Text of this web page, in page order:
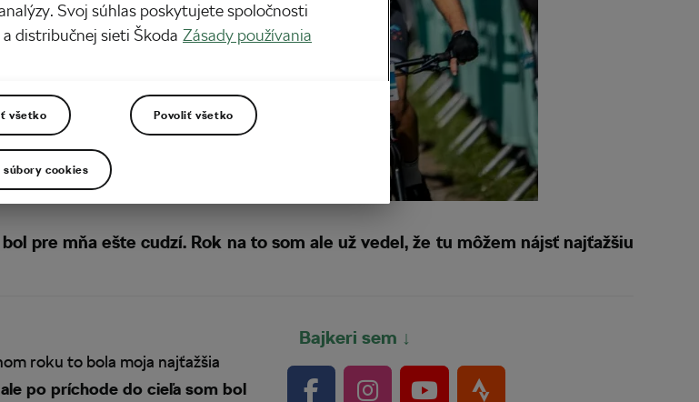
bol pre mňa ešte cudzí. Rok na to som ale už vedel, že tu môžem nájsť najťažšiu
roku to bola moja najťažšia
po príchode do cieľa som bol
Bajkeri sem ↓
Svoj súhlas poskytujete spoločnosti
distribučnej sieti Škoda Zásady používania
všetko Povoliť všetko
súbory cookies